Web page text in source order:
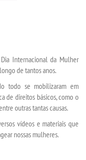
Internacional da Mulher
de tantos anos.
todo se mobilizaram em
de direitos básicos, como o
outras tantas causas.
vídeos e materiais que
nossas mulheres.